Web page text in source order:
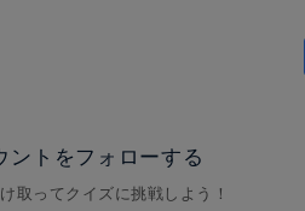
ントをフォローする
取ってクイズに挑戦しよう！